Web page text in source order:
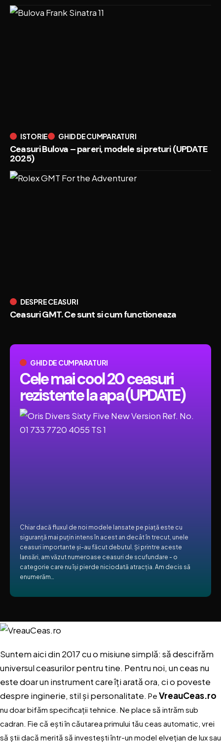
GHID DE CUMPARATURI
Cele mai cool 20 ceasuri
rezistente la apa (UPDATE)
Chiar dacă fluxul de noi modele lansate pe piață este cu
siguranță mai puțin intens în acest an decât în trecut, unele
ceasuri importante și-au făcut debutul. Și printre aceste
lansări, am văzut numeroase ceasuri de scufundare - o
categorie care nu își pierde niciodată atracția. Am decis să
enumerăm…
ISTORIE GHID DE CUMPARATURI
Ceasuri Bulova – pareri, modele si preturi (UPDATE
2025)
DESPRE CEASURI
Ceasuri GMT. Ce sunt si cum functioneaza
Suntem aici din 2017 cu o misiune simplă: să descifrăm
universul ceasurilor pentru tine. Pentru noi, un ceas nu
este doar un instrument care îți arată ora, ci o poveste
despre inginerie, stil și personalitate. Pe VreauCeas.ro
nu doar bifăm specificații tehnice. Ne place să intrăm sub
cadran. Fie că ești în căutarea primului tău ceas automatic, vrei
să știi dacă merită să investești într-un model elvețian de lux sau